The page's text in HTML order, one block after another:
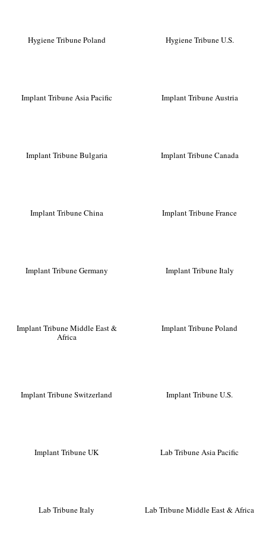
Hygiene Tribune Poland Hygiene Tribune U.S.
Implant Tribune Asia Pacific Implant Tribune Austria
Implant Tribune Bulgaria Implant Tribune Canada
Implant Tribune China Implant Tribune France
Implant Tribune Germany Implant Tribune Italy
Implant Tribune Middle East &
Africa
Implant Tribune Poland
Implant Tribune Switzerland Implant Tribune U.S.
Implant Tribune UK Lab Tribune Asia Pacific
Lab Tribune Italy Lab Tribune Middle East & Africa